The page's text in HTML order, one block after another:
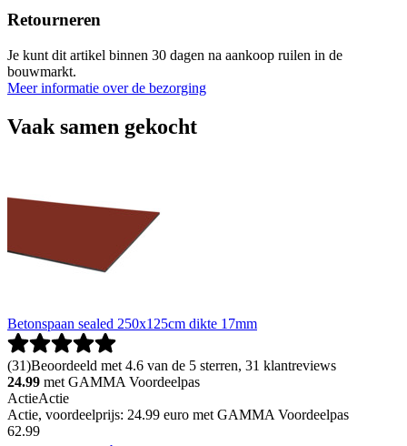
Retourneren
Je kunt dit artikel binnen 30 dagen na aankoop ruilen in de
bouwmarkt.
Meer informatie over de bezorging
Vaak samen gekocht
Betonspaan sealed 250x125cm dikte 17mm
(31)Beoordeeld met 4.6 van de 5 sterren, 31 klantreviews
24.99 met GAMMA Voordeelpas
ActieActie
Actie, voordeelprijs: 24.99 euro met GAMMA Voordeelpas
62.99